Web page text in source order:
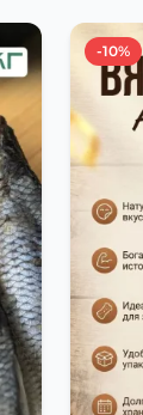
-10%